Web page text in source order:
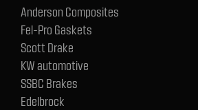
Anderson Composites
Fel-Pro Gaskets
Scott Drake
KW automotive
SSBC Brakes
Edelbrock